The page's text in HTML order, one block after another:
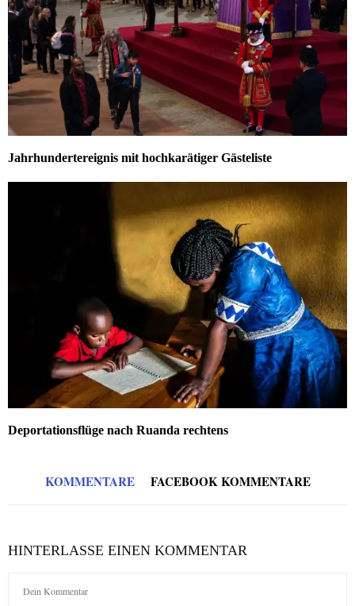
Jahrhundertereignis mit hochkarätiger Gästeliste
Deportationsflüge nach Ruanda rechtens
KOMMENTARE FACEBOOK KOMMENTARE
HINTERLASSE EINEN KOMMENTAR